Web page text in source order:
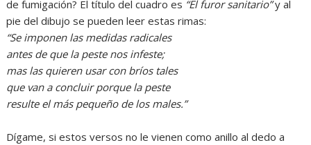
de fumigación? El título del cuadro es “El furor sanitario”y al
pie del dibujo se pueden leer estas rimas:
“Se imponen las medidas radicales
antes de que la peste nos infeste;
mas las quieren usar con bríos tales
que van a concluir porque la peste
resulte el más pequeño de los males.”
Dígame, si estos versos no le vienen como anillo al dedo a